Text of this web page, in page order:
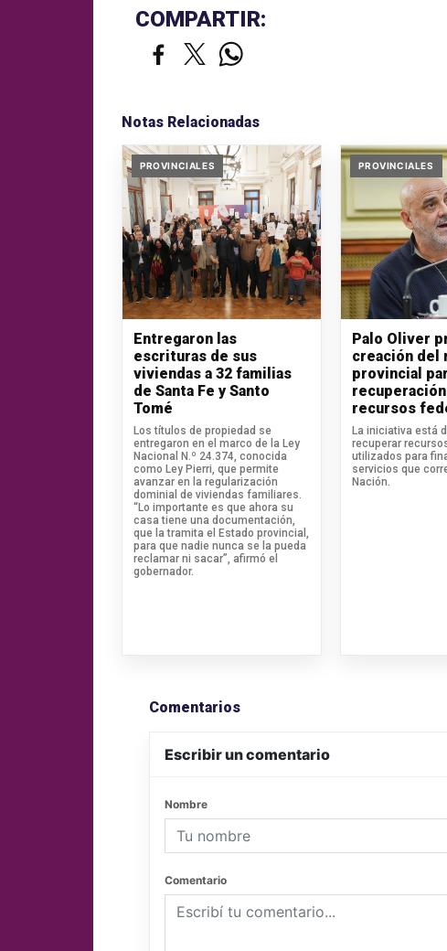
COMPARTIR:
Notas Relacionadas
PROVINCIALES
Entregaron las
escrituras de sus
viviendas a 32 familias
de Santa Fe y Santo
Tomé
Los títulos de propiedad se
entregaron en el marco de la Ley
Nacional N.º 24.374, conocida
como Ley Pierri, que permite
avanzar en la regularización
dominial de viviendas familiares.
“Lo importante es que ahora su
casa tiene una documentación,
que la tramita el Estado provincial,
para que nadie nunca se la pueda
reclamar ni sacar”, afirmó el
gobernador.
PROVINCIALES
Palo Oliver
creación del
provincial
recursos
La iniciativa está
recuperar
utilizados para
servicios que
Nación.
Comentarios
Escribir un comentario
Nombre
Comentario